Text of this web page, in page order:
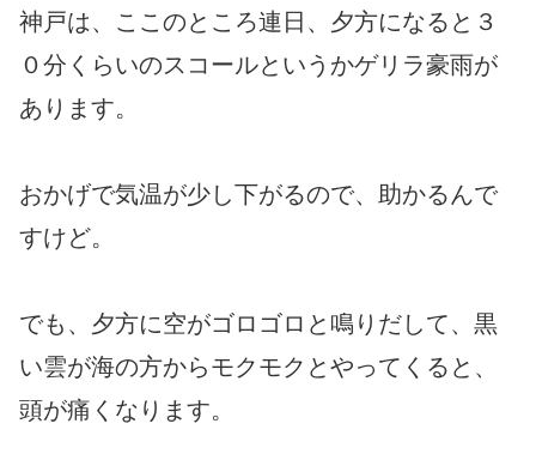
神戸は、ここのところ連日、夕方になると３
０分くらいのスコールというかゲリラ豪雨が
あります。
おかげで気温が少し下がるので、助かるんで
すけど。
でも、夕方に空がゴロゴロと鳴りだして、黒
い雲が海の方からモクモクとやってくると、
頭が痛くなります。